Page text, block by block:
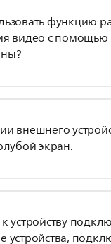
функцию
видео с помощью
внешнего
экран.
устройства,